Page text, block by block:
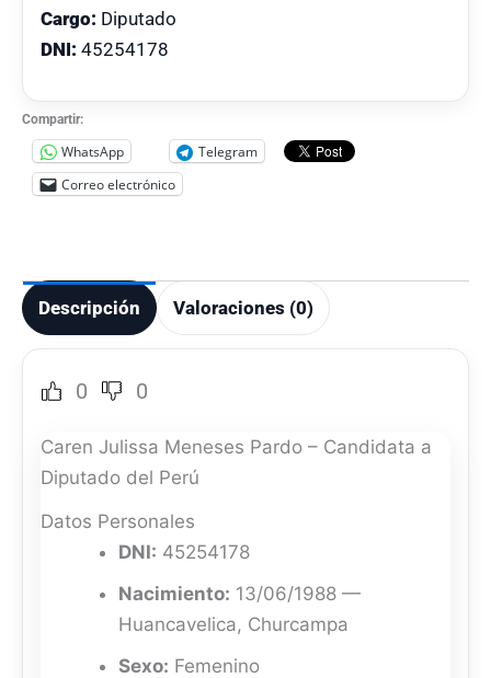
Cargo: Diputado
DNI: 45254178
Compartir:
WhatsApp
Telegram
Correo electrónico
Descripción Valoraciones (0)
0 0
Caren Julissa Meneses Pardo – Candidata a
Diputado del Perú
Datos Personales
DNI: 45254178
Nacimiento: 13/06/1988 —
Huancavelica, Churcampa
Sexo: Femenino